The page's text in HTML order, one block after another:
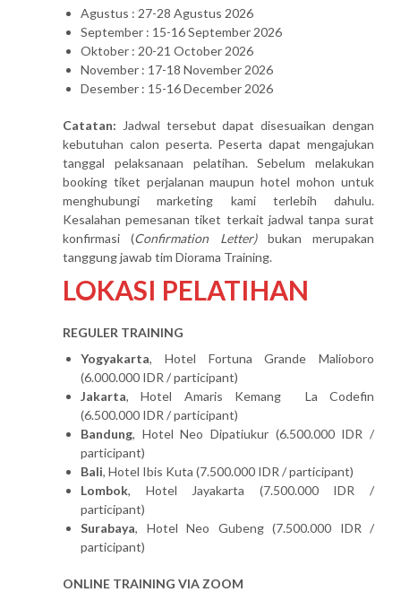
Agustus : 27-28 Agustus 2026
September : 15-16 September 2026
Oktober : 20-21 October 2026
November : 17-18 November 2026
Desember : 15-16 December 2026
Catatan: Jadwal tersebut dapat disesuaikan dengan
kebutuhan calon peserta. Peserta dapat mengajukan
tanggal pelaksanaan pelatihan. Sebelum melakukan
booking tiket perjalanan maupun hotel mohon untuk
menghubungi marketing kami terlebih dahulu.
Kesalahan pemesanan tiket terkait jadwal tanpa surat
konfirmasi (Confirmation Letter)bukan merupakan
tanggung jawab tim Diorama Training.
LOKASI PELATIHAN
REGULER TRAINING
Yogyakarta, Hotel Fortuna Grande Malioboro
(6.000.000 IDR / participant)
Jakarta, Hotel Amaris Kemang La Codefin
(6.500.000 IDR / participant)
Bandung, Hotel Neo Dipatiukur (6.500.000 IDR /
participant)
Bali, Hotel Ibis Kuta (7.500.000 IDR / participant)
Lombok, Hotel Jayakarta (7.500.000 IDR /
participant)
Surabaya, Hotel Neo Gubeng (7.500.000 IDR /
participant)
ONLINE TRAINING VIA ZOOM